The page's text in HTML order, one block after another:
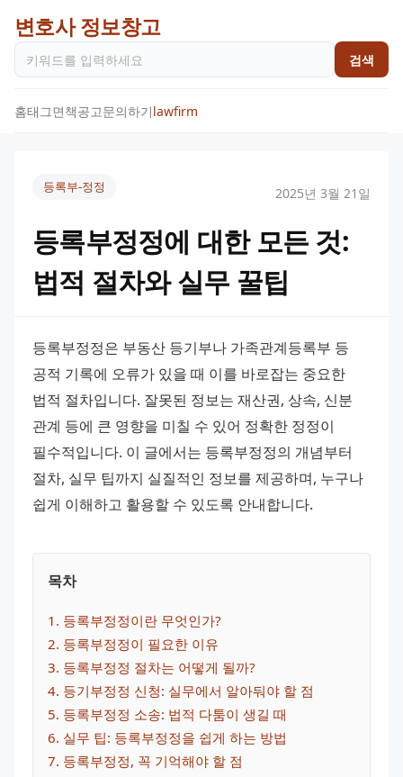
변호사 정보창고
검색
홈태그면책공고문의하기lawfirm
등록부-정정 2025년 3월 21일
등록부정정에 대한 모든 것:
법적 절차와 실무 꿀팁
등록부정정은 부동산 등기부나 가족관계등록부 등
공적 기록에 오류가 있을 때 이를 바로잡는 중요한
법적 절차입니다. 잘못된 정보는 재산권, 상속, 신분
관계 등에 큰 영향을 미칠 수 있어 정확한 정정이
필수적입니다. 이 글에서는 등록부정정의 개념부터
절차, 실무 팁까지 실질적인 정보를 제공하며, 누구나
쉽게 이해하고 활용할 수 있도록 안내합니다.
목차
1 . 등록부정정이란 무엇인가?
2. 등록부정정이 필요한 이유
3. 등록부정정 절차는 어떻게 될까?
4. 등기부정정 신청: 실무에서 알아둬야 할 점
5. 등록부정정 소송: 법적 다툼이 생길 때
6. 실무 팁: 등록부정정을 쉽게 하는 방법
7. 등록부정정, 꼭 기억해야 할 점